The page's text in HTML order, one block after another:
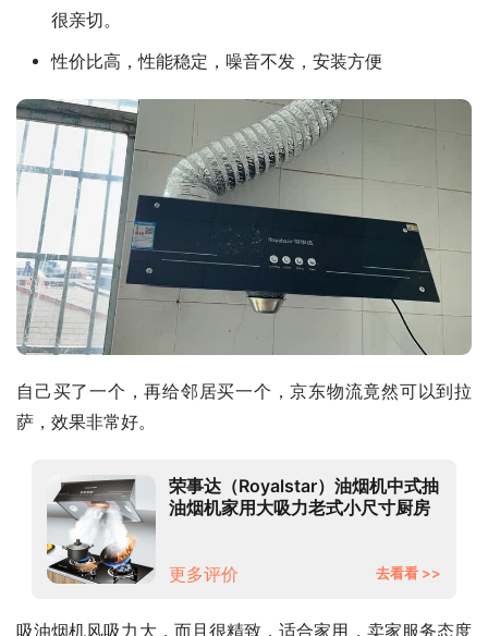
很亲切。
性价比高，性能稳定，噪音不发，安装方便
自己买了一个，再给邻居买一个，京东物流竟然可以到拉
萨，效果非常好。
荣事达（Royalstar）油烟机中式抽
油烟机家用大吸力老式小尺寸厨房
安装）
更多评价 去看看 >>
吸油烟机风吸力大，而且很精致，适合家用，卖家服务态度